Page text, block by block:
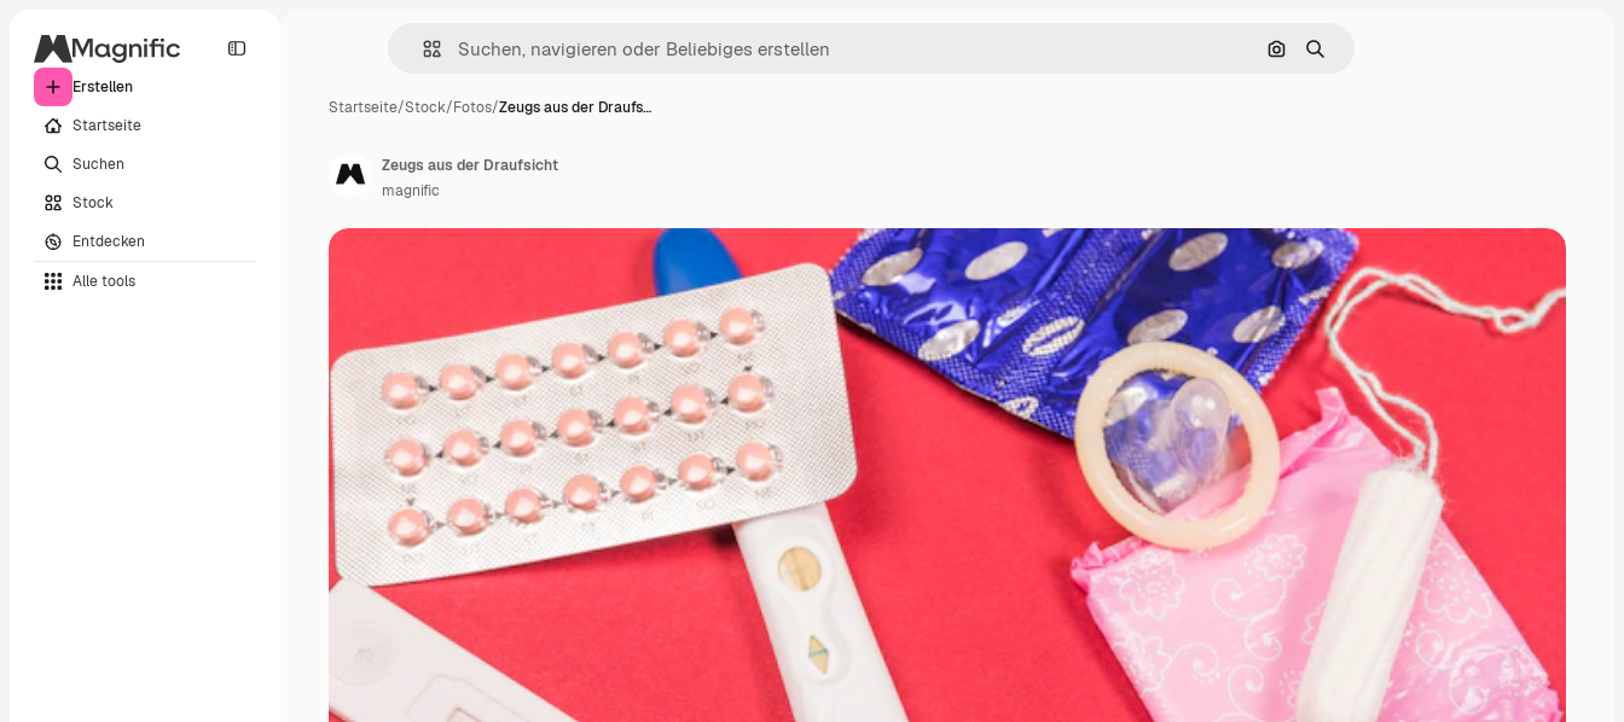
Erstellen
Startseite
Suchen
Stock
Entdecken
Alle tools
Nach Bild suchen
Suchen
Startseite/Stock/Fotos/Zeugs aus der Draufs…
Zeugs aus der Draufsicht
magnific